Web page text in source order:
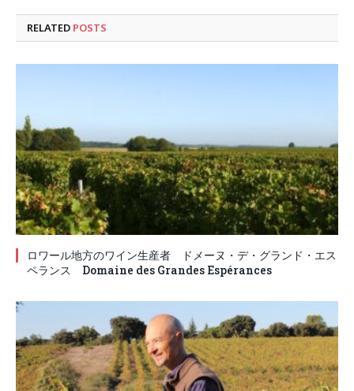
RELATED POSTS
ロワール地方のワイン生産者 ドメーヌ・デ・グランド・エス
ペランス Domaine des Grandes Espérances